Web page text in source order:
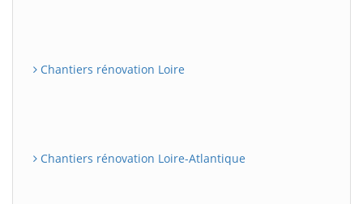
Chantiers rénovation Loire
Chantiers rénovation Loire-Atlantique